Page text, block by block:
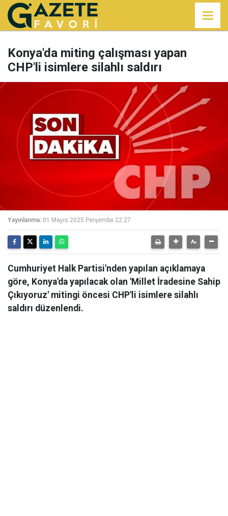
Konya'da miting çalışması yapan
CHP'li isimlere silahlı saldırı
Yayınlanma: 01 Mayıs 2025 Perşembe 22:27
Cumhuriyet Halk Partisi'nden yapılan açıklamaya
göre, Konya'da yapılacak olan 'Millet İradesine Sahip
Çıkıyoruz' mitingi öncesi CHP'li isimlere silahlı
saldırı düzenlendi.